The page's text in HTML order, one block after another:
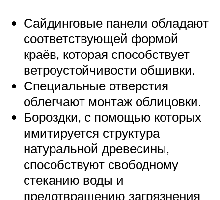
Сайдинговые панели обладают
соответствующей формой
краёв, которая способствует
ветроустойчивости обшивки.
Специальные отверстия
облегчают монтаж облицовки.
Бороздки, с помощью которых
имитируется структура
натуральной древесины,
способствуют свободному
стеканию воды и
предотвращению загрязнения